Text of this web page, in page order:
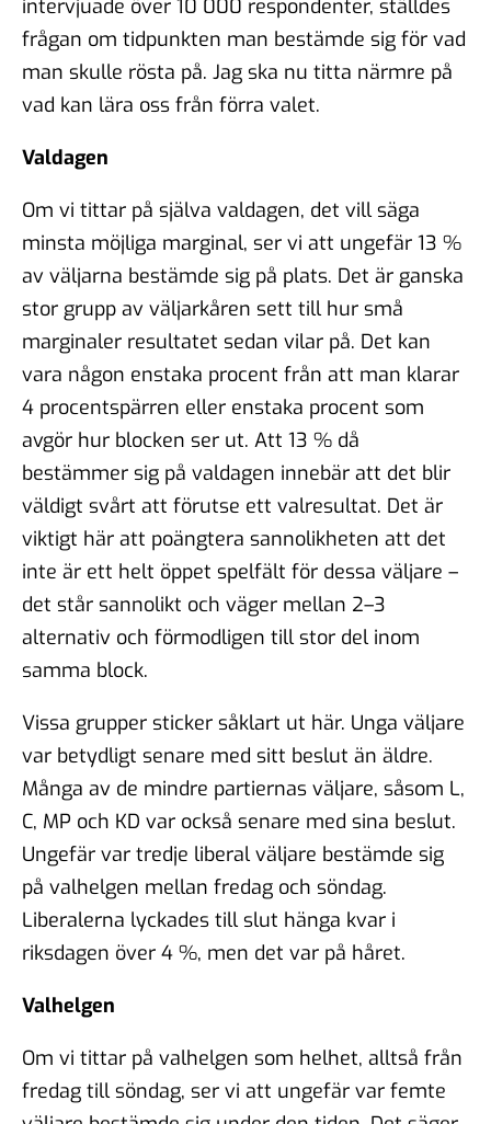
intervjuade över 10 000 respondenter, ställdes
frågan om tidpunkten man bestämde sig för vad
man skulle rösta på. Jag ska nu titta närmre på
vad kan lära oss från förra valet.
Valdagen
Om vi tittar på själva valdagen, det vill säga
minsta möjliga marginal, ser vi att ungefär 13 %
av väljarna bestämde sig på plats. Det är ganska
stor grupp av väljarkåren sett till hur små
marginaler resultatet sedan vilar på. Det kan
vara någon enstaka procent från att man klarar
4 procentspärren eller enstaka procent som
avgör hur blocken ser ut. Att 13 % då
bestämmer sig på valdagen innebär att det blir
väldigt svårt att förutse ett valresultat. Det är
viktigt här att poängtera sannolikheten att det
inte är ett helt öppet spelfält för dessa väljare –
det står sannolikt och väger mellan 2–3
alternativ och förmodligen till stor del inom
samma block.
Vissa grupper sticker såklart ut här. Unga väljare
var betydligt senare med sitt beslut än äldre.
Många av de mindre partiernas väljare, såsom L,
C, MP och KD var också senare med sina beslut.
Ungefär var tredje liberal väljare bestämde sig
på valhelgen mellan fredag och söndag.
Liberalerna lyckades till slut hänga kvar i
riksdagen över 4 %, men det var på håret.
Valhelgen
Om vi tittar på valhelgen som helhet, alltså från
fredag till söndag, ser vi att ungefär var femte